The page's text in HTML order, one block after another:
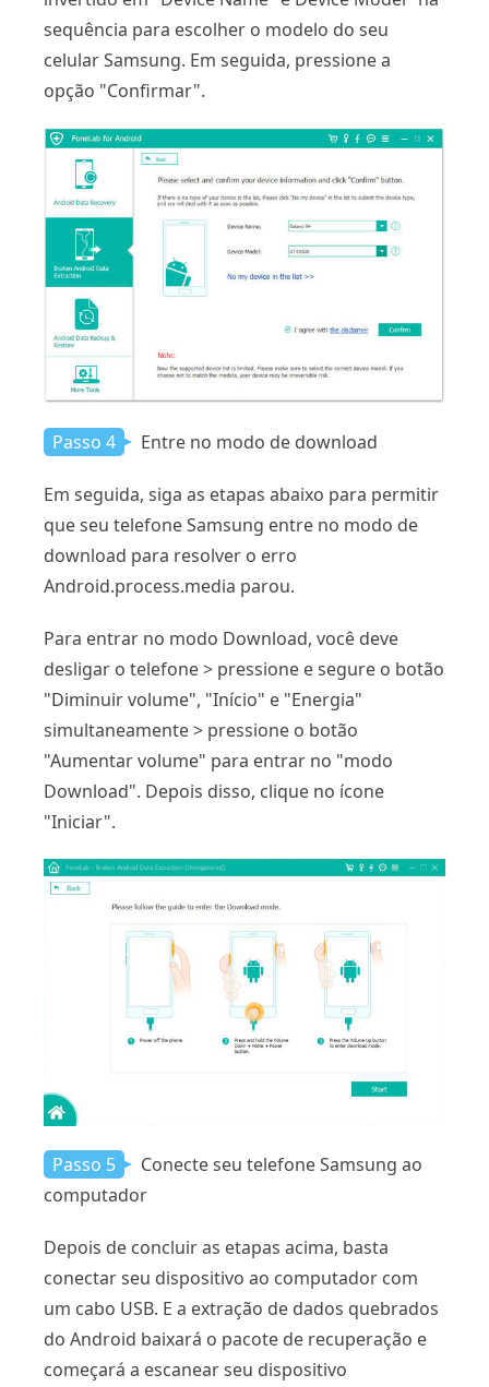
sequência para escolher o modelo do seu
celular Samsung. Em seguida, pressione a
opção "Confirmar".
Passo 4 Entre no modo de download
Em seguida, siga as etapas abaixo para permitir
que seu telefone Samsung entre no modo de
download para resolver o erro
Android.process.media parou.
Para entrar no modo Download, você deve
desligar o telefone > pressione e segure o botão
"Diminuir volume", "Início" e "Energia"
simultaneamente > pressione o botão
"Aumentar volume" para entrar no "modo
Download". Depois disso, clique no ícone
"Iniciar".
Passo 5
Conecte seu telefone Samsung ao
computador
Depois de concluir as etapas acima, basta
conectar seu dispositivo ao computador com
um cabo USB. E a extração de dados quebrados
do Android baixará o pacote de recuperação e
começará a escanear seu dispositivo